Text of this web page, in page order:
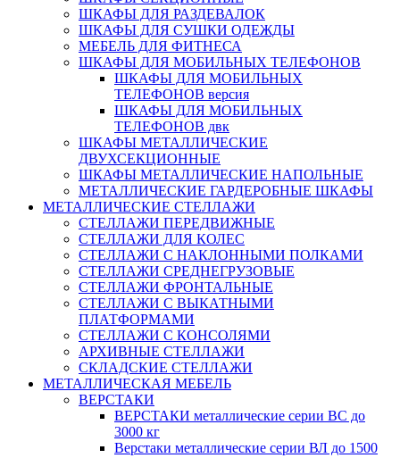
ШКАФЫ ДЛЯ РАЗДЕВАЛОК
ШКАФЫ ДЛЯ СУШКИ ОДЕЖДЫ
МЕБЕЛЬ ДЛЯ ФИТНЕСА
ШКАФЫ ДЛЯ МОБИЛЬНЫХ ТЕЛЕФОНОВ
ШКАФЫ ДЛЯ МОБИЛЬНЫХ
ТЕЛЕФОНОВ версия
ШКАФЫ ДЛЯ МОБИЛЬНЫХ
ТЕЛЕФОНОВ двк
ШКАФЫ МЕТАЛЛИЧЕСКИЕ
ДВУХСЕКЦИОННЫЕ
ШКАФЫ МЕТАЛЛИЧЕСКИЕ НАПОЛЬНЫЕ
МЕТАЛЛИЧЕСКИЕ ГАРДЕРОБНЫЕ ШКАФЫ
МЕТАЛЛИЧЕСКИЕ СТЕЛЛАЖИ
СТЕЛЛАЖИ ПЕРЕДВИЖНЫЕ
СТЕЛЛАЖИ ДЛЯ КОЛЕС
СТЕЛЛАЖИ С НАКЛОННЫМИ ПОЛКАМИ
СТЕЛЛАЖИ СРЕДНЕГРУЗОВЫЕ
СТЕЛЛАЖИ ФРОНТАЛЬНЫЕ
СТЕЛЛАЖИ С ВЫКАТНЫМИ
ПЛАТФОРМАМИ
СТЕЛЛАЖИ С КОНСОЛЯМИ
АРХИВНЫЕ СТЕЛЛАЖИ
СКЛАДСКИЕ СТЕЛЛАЖИ
МЕТАЛЛИЧЕСКАЯ МЕБЕЛЬ
ВЕРСТАКИ
ВЕРСТАКИ металлические серии ВС до
3000 кг
Верстаки металлические серии ВЛ до 1500